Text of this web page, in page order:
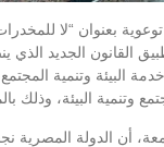
بعنوان “لا
تطبيق القانون الجديد
البيئة وتنمية
وتنمية البيئة، وذلك
أن الدولة